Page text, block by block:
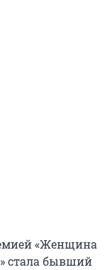
«Женщина
стала бывший